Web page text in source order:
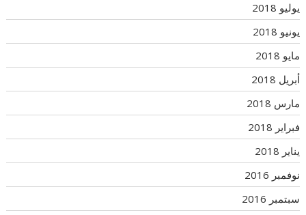
يوليو 2018
يونيو 2018
مايو 2018
أبريل 2018
مارس 2018
فبراير 2018
يناير 2018
نوفمبر 2016
سبتمبر 2016